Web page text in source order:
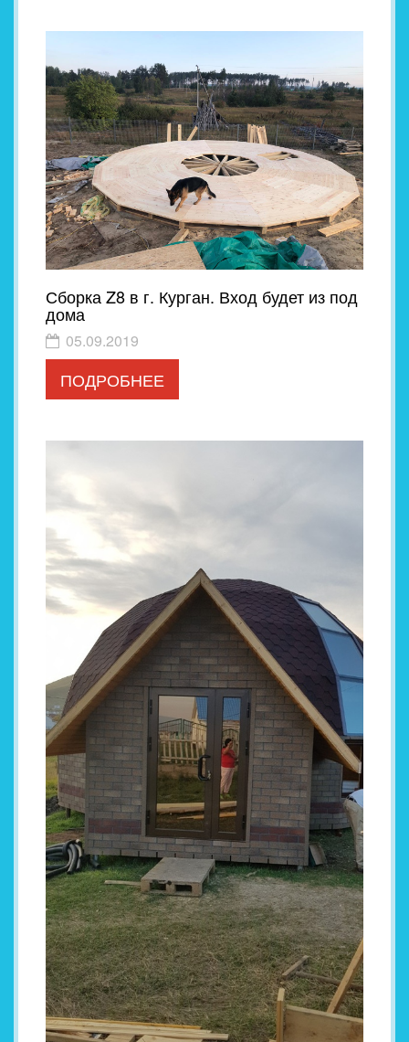
Сборка Z8 в г. Курган. Вход будет из под
дома
05.09.2019
ПОДРОБНЕЕ